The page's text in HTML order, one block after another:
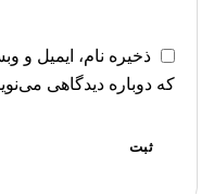
ذخیره نام، ایمیل و
که دوباره دیدگاهی